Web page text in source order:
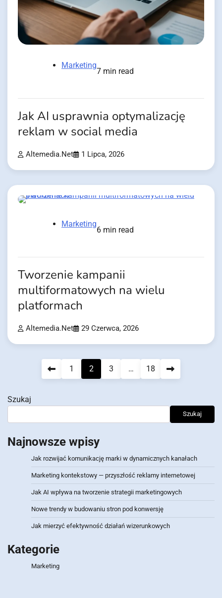
Marketing
7 min read
Jak AI usprawnia optymalizację
reklam w social media
Altemedia.net 1 Lipca, 2026
Marketing
6 min read
Tworzenie kampanii
multiformatowych na wielu
platformach
Altemedia.net 29 Czerwca, 2026
Stronicowanie
1 2 3 … 18
Szukaj
Szukaj
Najnowsze wpisy
Jak rozwijać komunikację marki w dynamicznych kanałach
Marketing kontekstowy — przyszłość reklamy internetowej
Jak AI wpływa na tworzenie strategii marketingowych
Nowe trendy w budowaniu stron pod konwersję
Jak mierzyć efektywność działań wizerunkowych
Kategorie
Marketing